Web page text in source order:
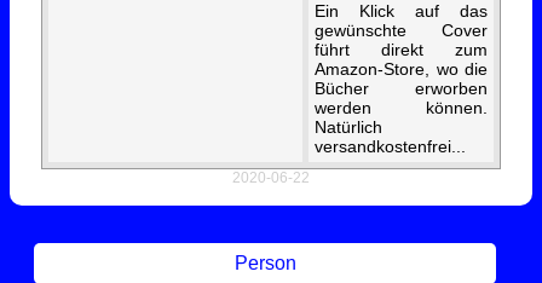
Person
Ein Klick auf das
gewünschte Cover
führt direkt zum
Amazon-Store, wo die
Bücher erworben
werden können.
Natürlich
versandkostenfrei...
2020-06-22